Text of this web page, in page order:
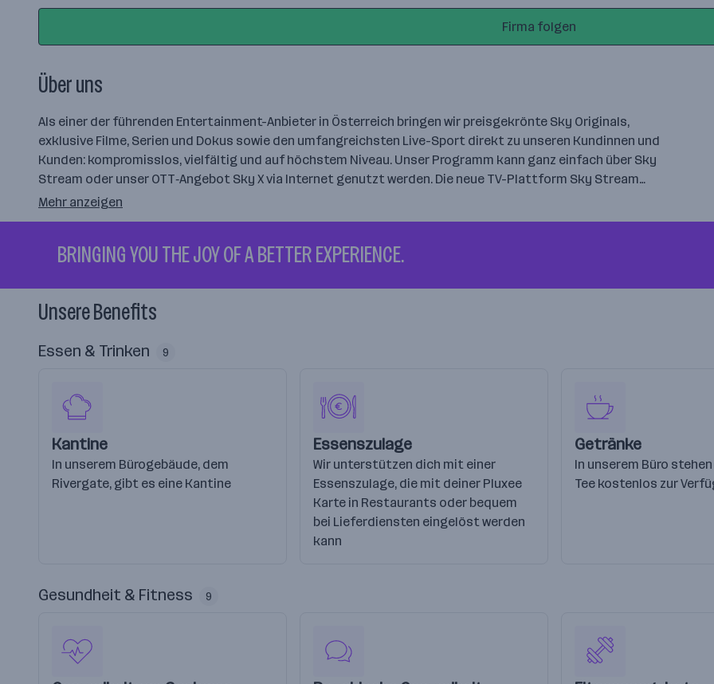
Firma folgen
Über uns
Als einer der führenden Entertainment-Anbieter in Österreich bringen wir preisgekrönte Sky Originals,
exklusive Filme, Serien und Dokus sowie den umfangreichsten Live-Sport direkt zu unseren Kundinnen und
Kunden: kompromisslos, vielfältig und auf höchstem Niveau. Unser Programm kann ganz einfach über Sky
Stream oder unser OTT‑Angebot Sky X via Internet genutzt werden. Die neue TV-Plattform Sky Stream…
Mehr anzeigen
BRINGING YOU THE JOY OF A BETTER EXPERIENCE.
Unsere Benefits
Essen & Trinken 9
Kantine
In unserem Bürogebäude, dem
Rivergate, gibt es eine Kantine
Essenszulage
Wir unterstützen dich mit einer
Essenszulage, die mit deiner Pluxee
Karte in Restaurants oder bequem
bei Lieferdiensten eingelöst werden
kann
Getränke
In unserem Büro
Tee kostenlos zur
Gesundheit & Fitness 9